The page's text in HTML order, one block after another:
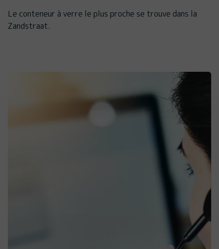
Le conteneur à verre le plus proche se trouve dans la
Zandstraat.